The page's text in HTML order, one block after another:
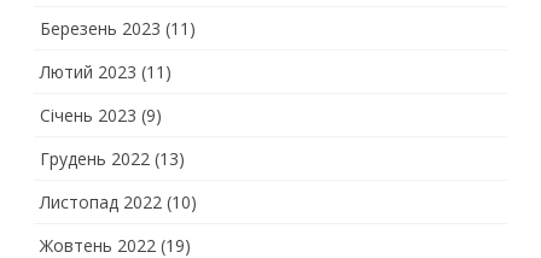
Березень 2023 (11)
Лютий 2023 (11)
Січень 2023 (9)
Грудень 2022 (13)
Листопад 2022 (10)
Жовтень 2022 (19)